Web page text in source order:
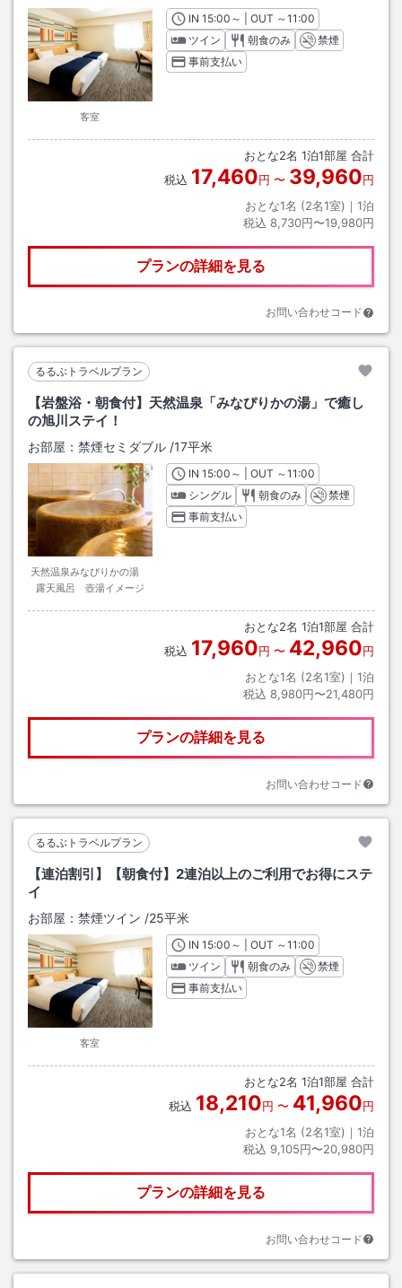
客室
INチェックイン
15:00 ～ | OUT チェックアウト
～11:00
ツイン
朝食のみ
禁煙
事前支払い
おとな2名 1泊1部屋 合計
税込 17,460円 〜 39,960円
おとな1名 (2名1室)｜ 1泊
税込 8,730円〜19,980円
プランの詳細を見る
お問い合わせコード
るるぶトラベルプラン
【岩盤浴・朝食付】天然温泉「みなぴりかの湯」で癒し
の旭川ステイ！
お部屋： 禁煙セミダブル /17平米
天然温泉みなぴりかの湯
露天風呂 壺湯イメージ
INチェックイン
15:00 ～ | OUT チェックアウト
～11:00
シングル
朝食のみ
禁煙
事前支払い
おとな2名 1泊1部屋 合計
税込 17,960円 〜 42,960円
おとな1名 (2名1室)｜ 1泊
税込 8,980円〜21,480円
プランの詳細を見る
お問い合わせコード
るるぶトラベルプラン
【連泊割引】【朝食付】2連泊以上のご利用でお得にステ
イ
お部屋： 禁煙ツイン /25平米
客室
INチェックイン
15:00 ～ | OUT チェックアウト
～11:00
ツイン
朝食のみ
禁煙
事前支払い
おとな2名 1泊1部屋 合計
税込 18,210円 〜 41,960円
おとな1名 (2名1室)｜ 1泊
税込 9,105円〜20,980円
プランの詳細を見る
お問い合わせコード